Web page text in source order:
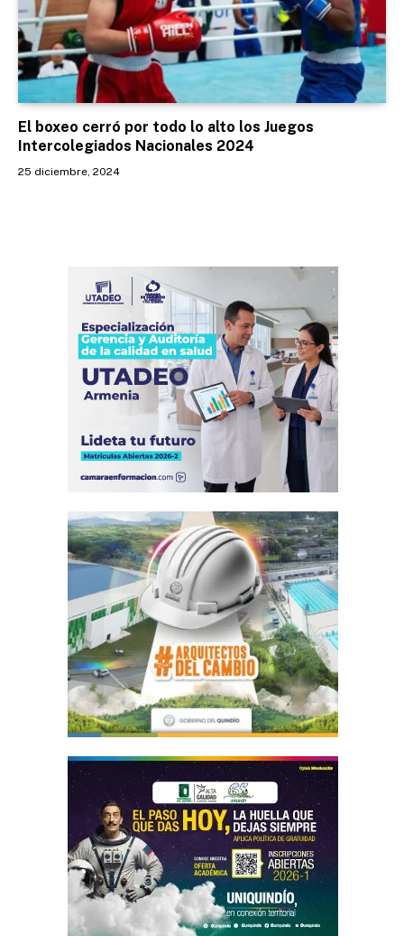
El boxeo cerró por todo lo alto los Juegos
Intercolegiados Nacionales 2024
25 diciembre, 2024